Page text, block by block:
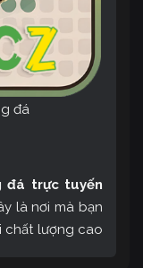
đá
đá trực tuyến
là nơi mà bạn
chất lượng cao